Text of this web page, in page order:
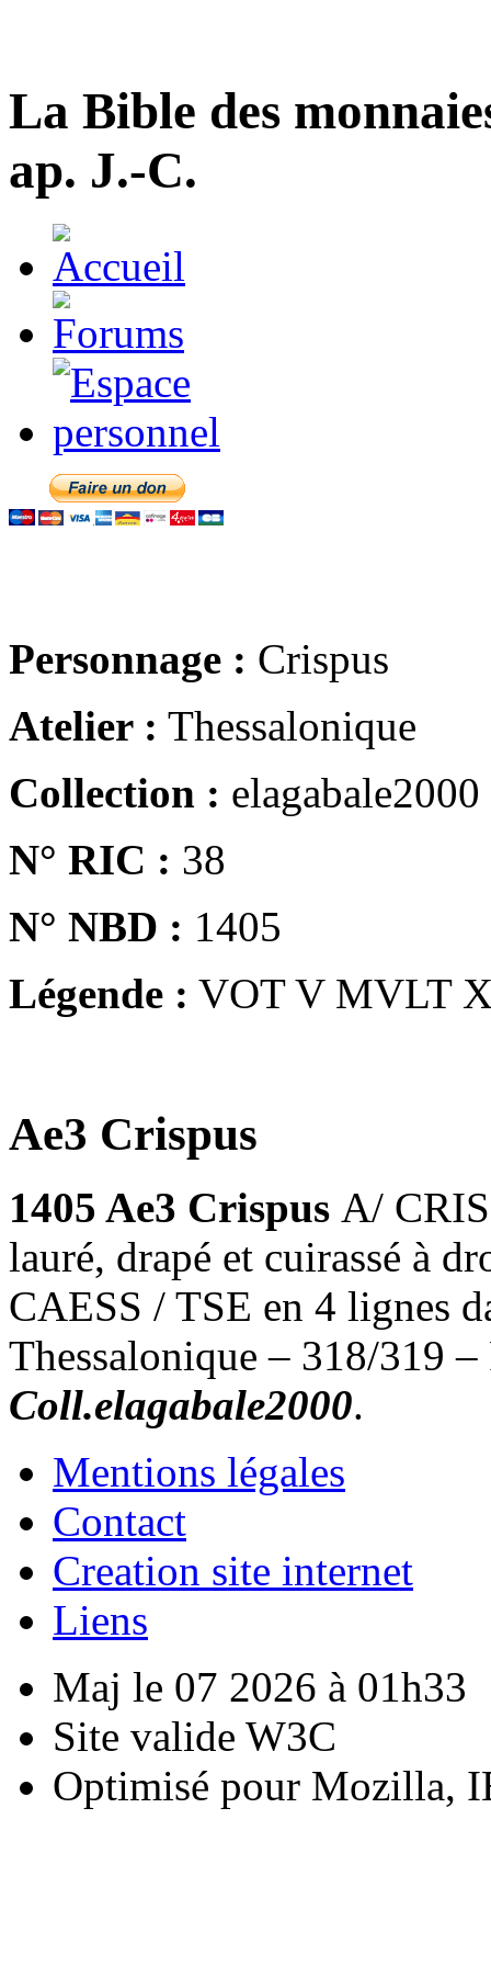
La Bible des
ap. J.-C.
Personnage : Crispus
Atelier : Thessalonique
Collection : elagabale2000
N° RIC : 38
N° NBD : 1405
Légende : VOT V MVLT
Ae3 Crispus
1405 Ae3 Crispus A/
lauré, drapé et cuirassé à
CAESS / TSE en 4 lignes
Thessalonique – 318/319
Coll.elagabale2000.
Mentions légales
Contact
Creation site internet
Liens
Maj le 07 2026 à 01h33
Site valide W3C
Optimisé pour Mozilla,